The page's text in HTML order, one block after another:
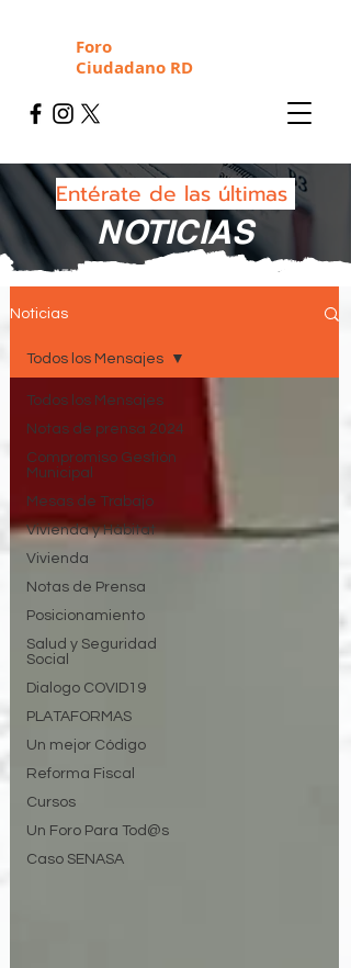
Foro
Ciudadano RD
Entérate de las últimas
NOTICIAS
Noticias
Todos los Mensajes
Notas de prensa 2024
Compromiso Gestión
Municipal
Mesas de Trabajo
Vivienda y Hábitat
Vivienda
Notas de Prensa
Posicionamiento
Salud y Seguridad
Social
Dialogo COVID19
PLATAFORMAS
Un mejor Código
Reforma Fiscal
Cursos
Un Foro Para Tod@s
Caso SENASA
Todos los Mensajes